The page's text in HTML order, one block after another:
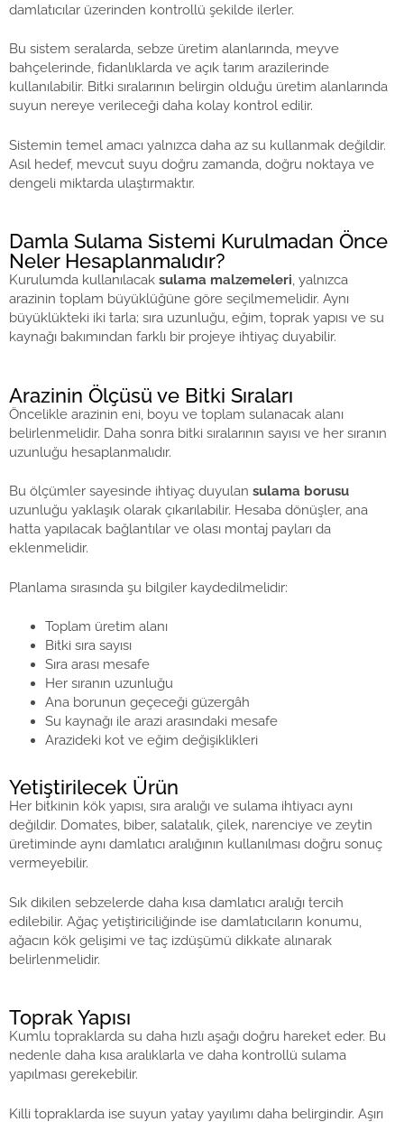
damlatıcılar üzerinden kontrollü şekilde ilerler.
Bu sistem seralarda, sebze üretim alanlarında, meyve
bahçelerinde, fidanlıklarda ve açık tarım arazilerinde
kullanılabilir. Bitki sıralarının belirgin olduğu üretim alanlarında
suyun nereye verileceği daha kolay kontrol edilir.
Sistemin temel amacı yalnızca daha az su kullanmak değildir.
Asıl hedef, mevcut suyu doğru zamanda, doğru noktaya ve
dengeli miktarda ulaştırmaktır.
Damla Sulama Sistemi Kurulmadan Önce
Neler Hesaplanmalıdır?
Kurulumda kullanılacak sulama malzemeleri, yalnızca
arazinin toplam büyüklüğüne göre seçilmemelidir. Aynı
büyüklükteki iki tarla; sıra uzunluğu, eğim, toprak yapısı ve su
kaynağı bakımından farklı bir projeye ihtiyaç duyabilir.
Arazinin Ölçüsü ve Bitki Sıraları
Öncelikle arazinin eni, boyu ve toplam sulanacak alanı
belirlenmelidir. Daha sonra bitki sıralarının sayısı ve her sıranın
uzunluğu hesaplanmalıdır.
Bu ölçümler sayesinde ihtiyaç duyulan sulama borusu
uzunluğu yaklaşık olarak çıkarılabilir. Hesaba dönüşler, ana
hatta yapılacak bağlantılar ve olası montaj payları da
eklenmelidir.
Planlama sırasında şu bilgiler kaydedilmelidir:
Toplam üretim alanı
Bitki sıra sayısı
Sıra arası mesafe
Her sıranın uzunluğu
Ana borunun geçeceği güzergâh
Su kaynağı ile arazi arasındaki mesafe
Arazideki kot ve eğim değişiklikleri
Yetiştirilecek Ürün
Her bitkinin kök yapısı, sıra aralığı ve sulama ihtiyacı aynı
değildir. Domates, biber, salatalık, çilek, narenciye ve zeytin
üretiminde aynı damlatıcı aralığının kullanılması doğru sonuç
vermeyebilir.
Sık dikilen sebzelerde daha kısa damlatıcı aralığı tercih
edilebilir. Ağaç yetiştiriciliğinde ise damlatıcıların konumu,
ağacın kök gelişimi ve taç izdüşümü dikkate alınarak
belirlenmelidir.
Toprak Yapısı
Kumlu topraklarda su daha hızlı aşağı doğru hareket eder. Bu
nedenle daha kısa aralıklarla ve daha kontrollü sulama
yapılması gerekebilir.
Killi topraklarda ise suyun yatay yayılımı daha belirgindir. Aşırı